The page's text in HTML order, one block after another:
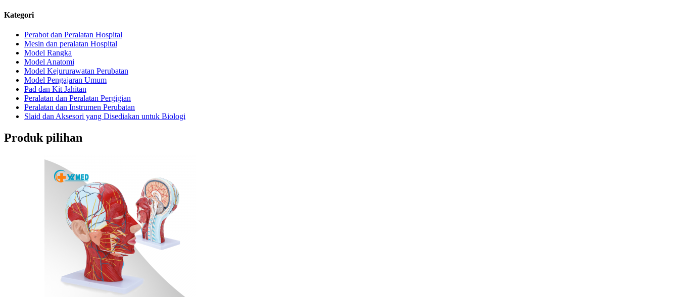
Kategori
Perabot dan Peralatan Hospital
Mesin dan peralatan Hospital
Model Rangka
Model Anatomi
Model Kejururawatan Perubatan
Model Pengajaran Umum
Pad dan Kit Jahitan
Peralatan dan Peralatan Pergigian
Peralatan dan Instrumen Perubatan
Slaid dan Aksesori yang Disediakan untuk Biologi
Produk pilihan